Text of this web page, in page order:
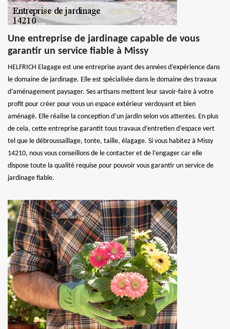
Une entreprise de jardinage capable de vous
garantir un service fiable à Missy
HELFRICH Elagage est une entreprise ayant des années d’expérience dans
le domaine de jardinage. Elle est spécialisée dans le domaine des travaux
d’aménagement paysager. Ses artisans mettent leur savoir-faire à votre
profit pour créer pour vous un espace extérieur verdoyant et bien
aménagé. Elle réalise la conception d’un jardin selon vos attentes. En plus
de cela, cette entreprise garantit tous travaux d’entretien d’espace vert
tel que le débroussaillage, tonte, taille, élagage. Si vous habitez à Missy
14210, nous vous conseillons de le contacter et de l’engager car elle
dispose toute la qualité requise pour pouvoir vous garantir un service de
jardinage fiable.